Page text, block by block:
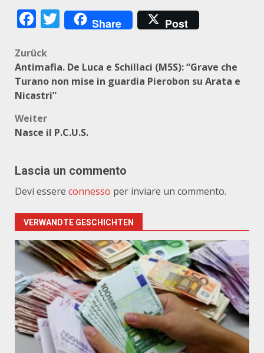
Facebook
Twitter
Share Post
Beitragsnavigation
Zurück
Antimafia. De Luca e Schillaci (M5S): “Grave che
Turano non mise in guardia Pierobon su Arata e
Nicastri”
Weiter
Nasce il P.C.U.S.
Lascia un commento
Devi essere connesso per inviare un commento.
VERWANDTE GESCHICHTEN